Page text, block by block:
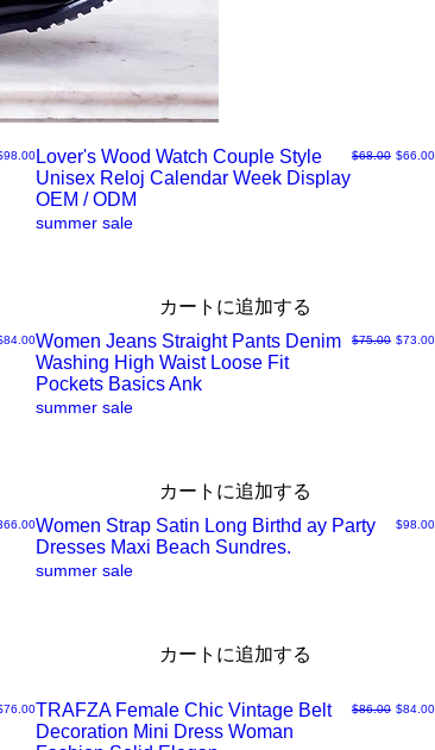
ール価格
ク
ビ
ー
Lover's Wood Watch Couple Style
Unisex Reloj Calendar Week Display
OEM / ODM
通常価格
$68.00 セール
$66.00
summer sale
カートに追加する
ール価格
ク
ク
ー
Women Jeans Straight Pants Denim
Washing High Waist Loose Fit
Pockets Basics Ank
通常価格
$75.00 セール
$73.00
summer sale
カートに追加する
ル価格
ク
ク
Women Strap Satin Long Birthd ay Party
Dresses Maxi Beach Sundres.
価格
$98.00
summer sale
カートに追加する
ール価格
ク
TRAFZA Female Chic Vintage Belt
Decoration Mini Dress Woman
通常価格
$86.00 セール
$84.00